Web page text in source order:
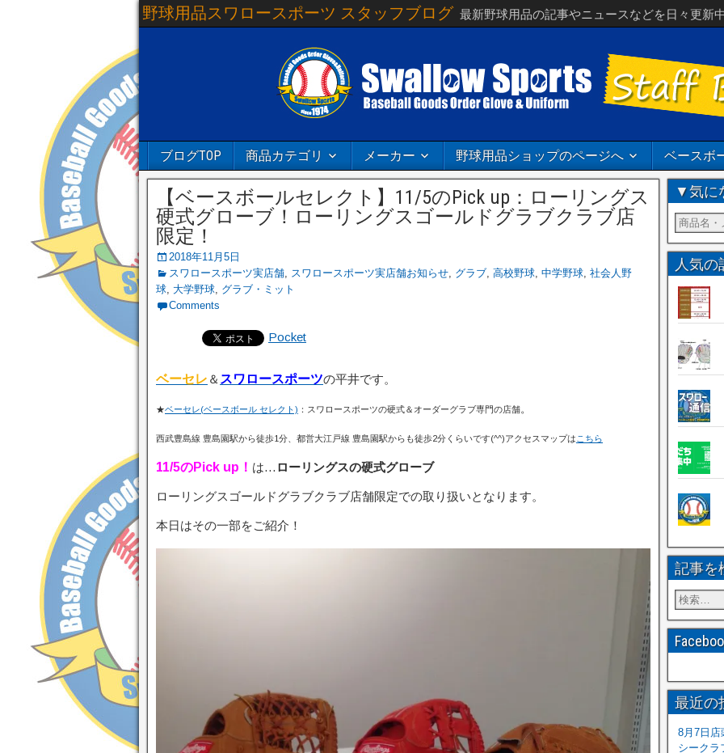
野球用品スワロースポーツ スタッフブログ 最新野球用品の記事やニュースなどを日々更新
ブログTOP 商品カテゴリ メーカー 野球用品ショップのページへ ベースボ
【ベースボールセレクト】11/5のPick up：ローリングス
硬式グローブ！ローリングスゴールドグラブクラブ店
限定！
2018年11月5日
スワロースポーツ実店舗, スワロースポーツ実店舗お知らせ, グラブ, 高校野球, 中学野球, 社会人野
球, 大学野球, グラブ・ミット
Comments
Pocket
ベーセレ ＆ スワロースポーツの平井です。
★ベーセレ(ベースボール セレクト) ：スワロースポーツの硬式＆オーダーグラブ専門の店舗。
西武豊島線 豊島園駅から徒歩1分、都営大江戸線 豊島園駅からも徒歩2分くらいです(^^)アクセスマップは こちら
11/5のPick up！ は… ローリングスの硬式グローブ
ローリングスゴールドグラブクラブ店舗限定での取り扱いとなります。
本日はその一部をご紹介！
▼気に
人気の
記事を
最近の
8月7日店
シークラ